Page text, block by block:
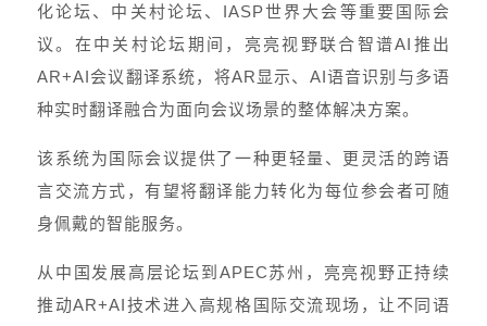
化论坛、中关村论坛、IASP世界大会等重要国际会
议。在中关村论坛期间，亮亮视野联合智谱AI推出
AR+AI会议翻译系统，将AR显示、AI语音识别与多语
种实时翻译融合为面向会议场景的整体解决方案。
该系统为国际会议提供了一种更轻量、更灵活的跨语
言交流方式，有望将翻译能力转化为每位参会者可随
身佩戴的智能服务。
从中国发展高层论坛到APEC苏州，亮亮视野正持续
推动AR+AI技术进入高规格国际交流现场，让不同语